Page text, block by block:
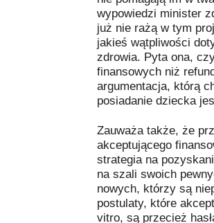
wypowiedzi minister
już nie rażą w tym
jakieś wątpliwości
zdrowia. Pyta ona,
finansowych niż
argumentacja, którą
posiadanie dziecka
Zauważa także, że
akceptującego
strategia na
na szali swoich
nowych, którzy są
postulaty, które
vitro, są przecież